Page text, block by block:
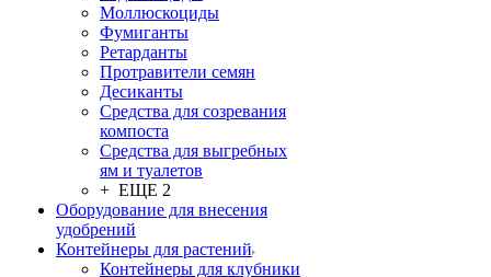
Моллюскоциды
Фумиганты
Ретарданты
Протравители семян
Десиканты
Средства для созревания
компоста
Средства для выгребных
ям и туалетов
+ ЕЩЕ 2
Оборудование для внесения
удобрений
Контейнеры для растений
Контейнеры для клубники